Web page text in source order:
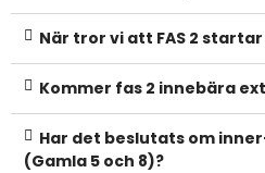
När tror vi att FAS 2
Kommer fas 2 innebära
Har det beslutats om
(Gamla 5 och 8)?